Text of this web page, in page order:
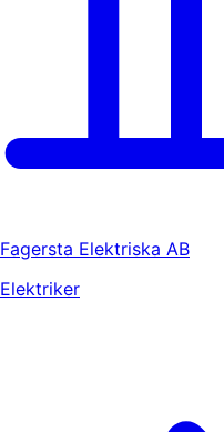
Fagersta Elektriska AB
Elektriker